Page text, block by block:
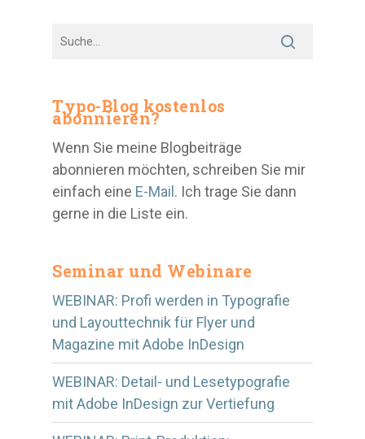
Typo-Blog kostenlos
abonnieren?
Wenn Sie meine Blogbeiträge
abonnieren möchten, schreiben Sie mir
einfach eine E-Mail. Ich trage Sie dann
gerne in die Liste ein.
Seminar und Webinare
WEBINAR: Profi werden in Typografie
und Layouttechnik für Flyer und
Magazine mit Adobe InDesign
WEBINAR: Detail- und Lesetypografie
mit Adobe InDesign zur Vertiefung